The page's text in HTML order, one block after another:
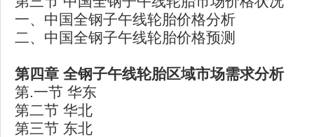
一、中国全钢子午线轮胎价格分析
二、中国全钢子午线轮胎价格预测
第四章 全钢子午线轮胎区域市场需求分析
第.一节 华东
第二节 华北
第三节 东北